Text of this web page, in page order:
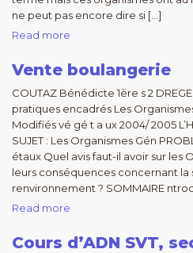
ne peut pas encore dire si […]
Read more
Vente boulangerie
COUTAZ Bénédicte 1ère s 2
pratiques encadrés Les
Modifiés vé gé t a ux 2004/ 2005
SUJET : Les Organismes Gén
étaux Quel avis faut-il avoir sur les
leurs conséquences concernant la
renvironnement ? SOMMAIRE
Read more
Cours d’ADN SVT,